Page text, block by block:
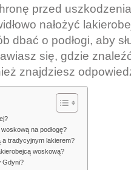
przed
nałożyć
dbać o podłogi, aby
się, gdzie
znajdziesz
na podłogę?
tradycyjnym lakierem?
woskową?
Gdyni?